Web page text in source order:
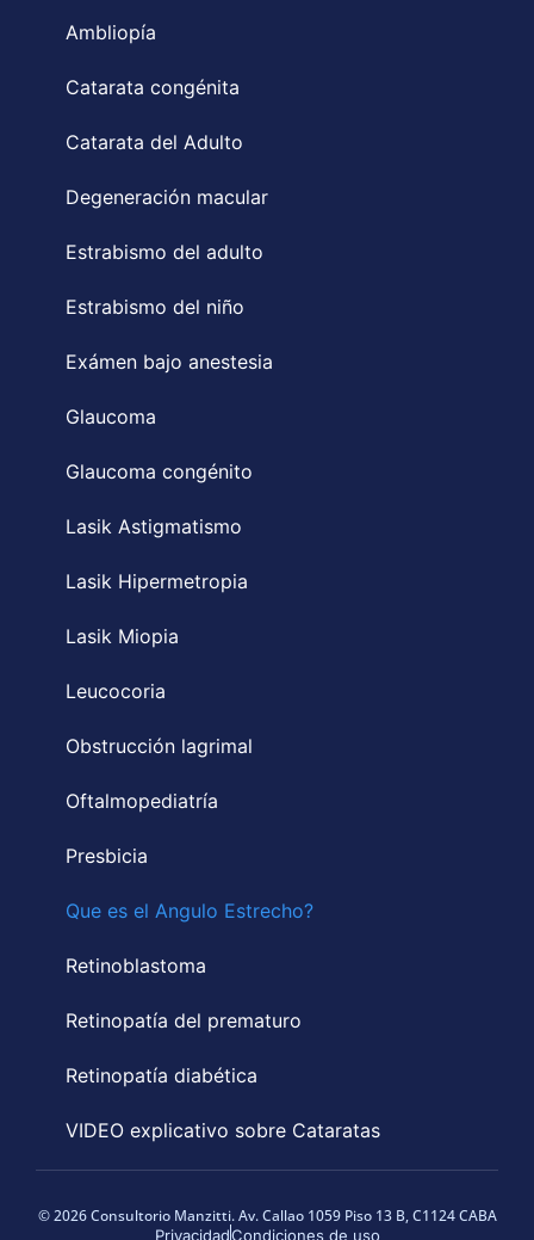
Ambliopía
Catarata congénita
Catarata del Adulto
Degeneración macular
Estrabismo del adulto
Estrabismo del niño
Exámen bajo anestesia
Glaucoma
Glaucoma congénito
Lasik Astigmatismo
Lasik Hipermetropia
Lasik Miopia
Leucocoria
Obstrucción lagrimal
Oftalmopediatría
Presbicia
Que es el Angulo Estrecho?
Retinoblastoma
Retinopatía del prematuro
Retinopatía diabética
VIDEO explicativo sobre Cataratas
© 2026 Consultorio Manzitti. Av. Callao 1059 Piso 13 B, C1124 CABA
PrivacidadCondiciones de uso